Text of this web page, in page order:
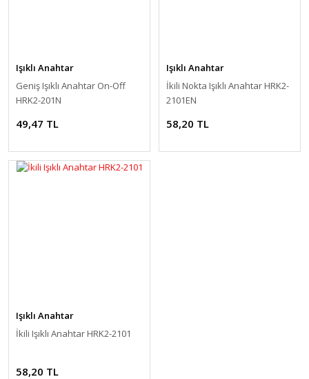
Işıklı Anahtar
Geniş Işıklı Anahtar On-Off
HRK2-201N
49,47 TL
Işıklı Anahtar
İkili Nokta Işıklı Anahtar HRK2-
2101EN
58,20 TL
Işıklı Anahtar
İkili Işıklı Anahtar HRK2-2101
58,20 TL